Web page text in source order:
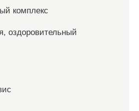
комплекс
оздоровительный